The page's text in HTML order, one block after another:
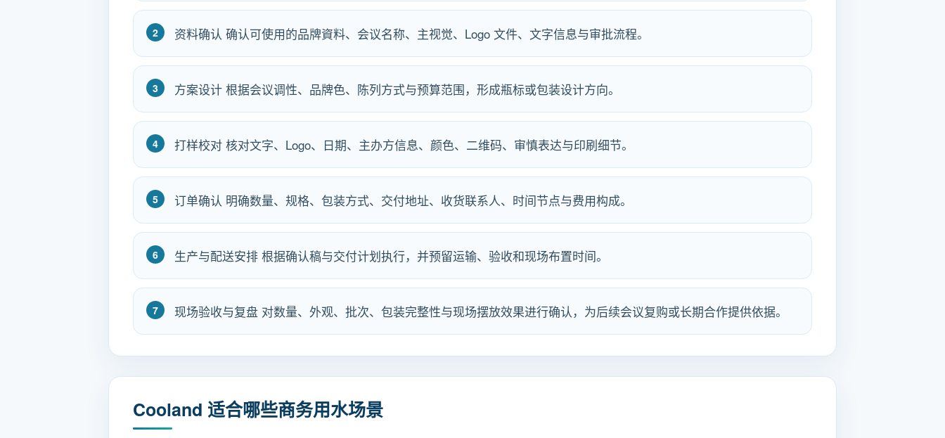
资料确认 确认可使用的品牌資料、会议名称、主视觉、Logo 文件、文字信息与审批流程。
方案设计 根据会议调性、品牌色、陈列方式与预算范围，形成瓶标或包装设计方向。
打样校对 核对文字、Logo、日期、主办方信息、颜色、二维码、审慎表达与印刷细节。
订单确认 明确数量、规格、包装方式、交付地址、收货联系人、时间节点与费用构成。
生产与配送安排 根据确认稿与交付计划执行，并预留运输、验收和现场布置时间。
现场验收与复盘 对数量、外观、批次、包装完整性与现场摆放效果进行确认，为后续会议复购或长期合作提供依据。
Cooland 适合哪些商务用水场景